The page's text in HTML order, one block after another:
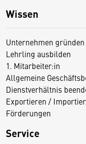
Wissen
Unternehmen gründen
Lehrling ausbilden
1. Mitarbeiter:in
Allgemeine
Dienstverhältnis
Exportieren /
Förderungen
Service